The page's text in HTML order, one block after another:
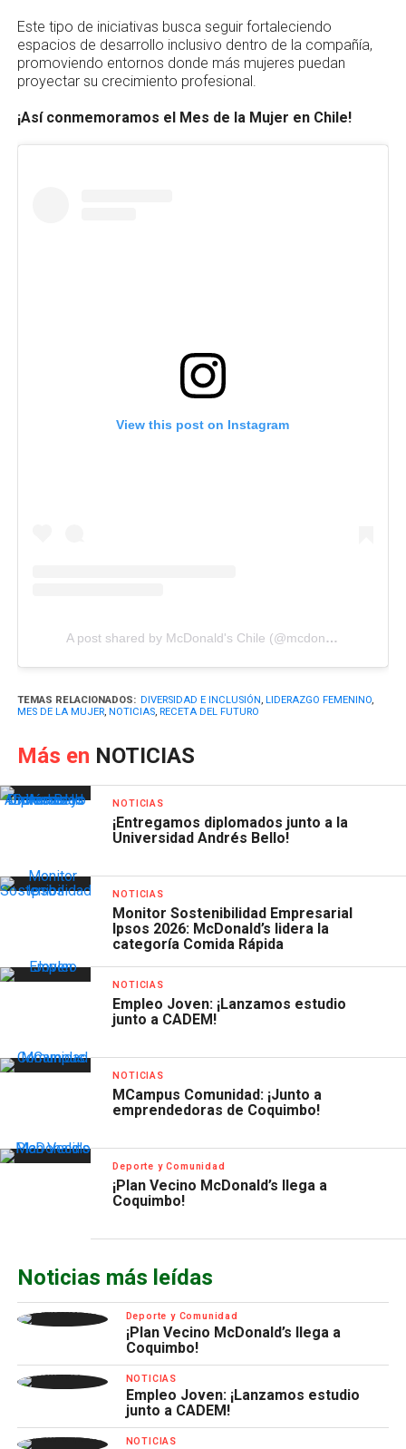
Este tipo de iniciativas busca seguir fortaleciendo
espacios de desarrollo inclusivo dentro de la compañía,
promoviendo entornos donde más mujeres puedan
proyectar su crecimiento profesional.
¡Así conmemoramos el Mes de la Mujer en Chile!
View this post on Instagram
A post shared by McDonald's Chile (@mcdonalds_cl)
TEMAS RELACIONADOS: DIVERSIDAD E INCLUSIÓN, LIDERAZGO FEMENINO,
MES DE LA MUJER, NOTICIAS, RECETA DEL FUTURO
Más en NOTICIAS
NOTICIAS
¡Entregamos diplomados junto a la
Universidad Andrés Bello!
NOTICIAS
Monitor Sostenibilidad Empresarial
Ipsos 2026: McDonald’s lidera la
categoría Comida Rápida
NOTICIAS
Empleo Joven: ¡Lanzamos estudio
junto a CADEM!
NOTICIAS
MCampus Comunidad: ¡Junto a
emprendedoras de Coquimbo!
Deporte y Comunidad
¡Plan Vecino McDonald’s llega a
Coquimbo!
Noticias más leídas
Deporte y Comunidad
¡Plan Vecino McDonald’s llega a
Coquimbo!
NOTICIAS
Empleo Joven: ¡Lanzamos estudio
junto a CADEM!
NOTICIAS